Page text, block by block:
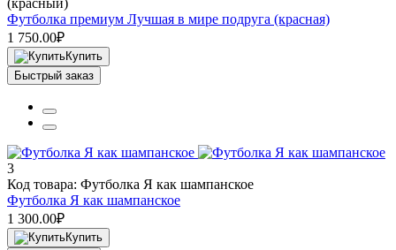
Футболка премиум Лучшая в мире подруга (красная)
1 750.00₽
Купить
Быстрый заказ
3
Код товара: Футболка Я как шампанское
Футболка Я как шампанское
1 300.00₽
Купить